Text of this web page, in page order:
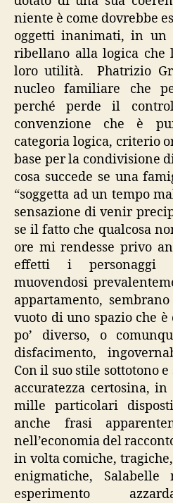
niente è come dovrebbe
oggetti inanimati, in un
ribellano alla logica che
loro utilità. Phatrizio
nucleo familiare che
perché perde il
convenzione che è
categoria logica, criterio
base per la condivisione
cosa succede se una
“soggetta ad un tempo
sensazione di venir
se il fatto che qualcosa
ore mi rendesse privo
effetti i personaggi
muovendosi
appartamento,
vuoto di uno spazio che
po’ diverso, o
disfacimento,
Con il suo stile sottotono
accuratezza certosina,
mille particolari
anche frasi
nell’economia del
in volta comiche,
enigmatiche,
esperimento